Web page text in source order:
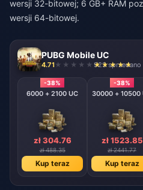
wersji 32-bitowej; 6 GB+ RAM
wersji 64-bitowej.
PUBG Mobile UC
4.71 923 sprzedano
-38%
6000 + 2100 UC
zł 304.76
zł 488.35
Kup teraz
-38%
30000 + 10500
zł 1523.85
zł 2441.77
Kup teraz